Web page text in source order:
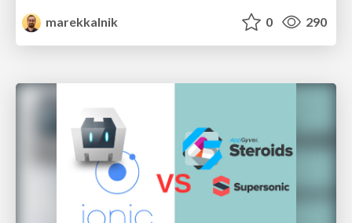
marekkalnik
0 290